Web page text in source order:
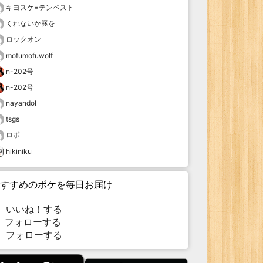
キヨスケ=テンペスト
くれないか豚を
ロックオン
mofumofuwolf
n-202号
n-202号
nayandol
tsgs
ロボ
hikiniku
すめのボケを毎日お届け
いいね！する
ォローする
フォローする